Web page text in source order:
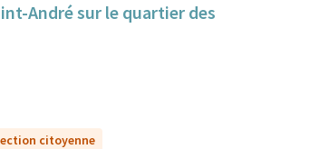
André sur le quartier des
citoyenne